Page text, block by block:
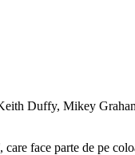
Duffy, Mikey
, care face parte de pe